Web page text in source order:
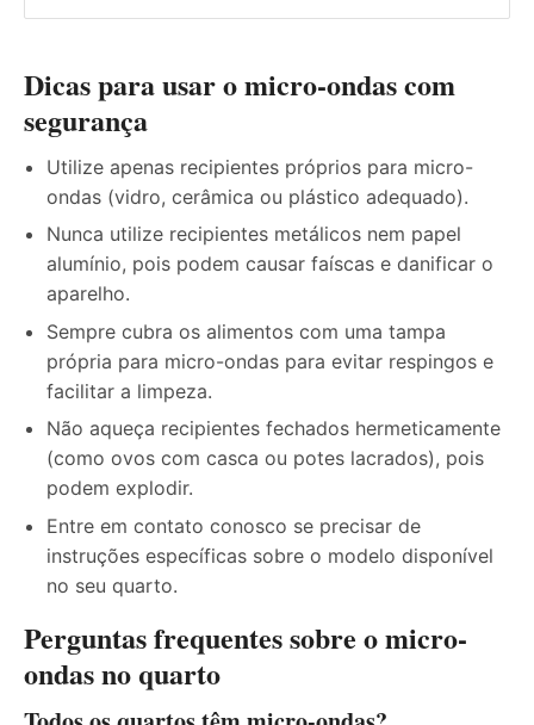
Dicas para usar o micro-ondas com
segurança
Utilize apenas recipientes próprios para micro-
ondas (vidro, cerâmica ou plástico adequado).
Nunca utilize recipientes metálicos nem papel
alumínio, pois podem causar faíscas e danificar o
aparelho.
Sempre cubra os alimentos com uma tampa
própria para micro-ondas para evitar respingos e
facilitar a limpeza.
Não aqueça recipientes fechados hermeticamente
(como ovos com casca ou potes lacrados), pois
podem explodir.
Entre em contato conosco se precisar de
instruções específicas sobre o modelo disponível
no seu quarto.
Perguntas frequentes sobre o micro-
ondas no quarto